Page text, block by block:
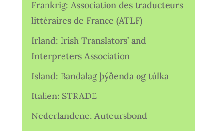
Frankrig: Association des traducteurs
littéraires de France (ATLF)
Irland: Irish Translators’ and
Interpreters Association
Island: Bandalag þýðenda og túlka
Italien: STRADE
Nederlandene: Auteursbond